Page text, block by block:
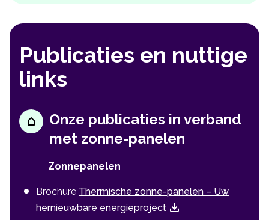
Publicaties en nuttige
links
Onze publicaties in verband
met zonne-panelen
Zonnepanelen
Brochure Thermische zonne-panelen – Uw
hernieuwbare energieproject